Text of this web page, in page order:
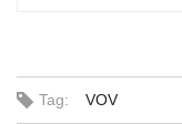
Quan sát
Cuộc sống đó đây
Tag: VOV